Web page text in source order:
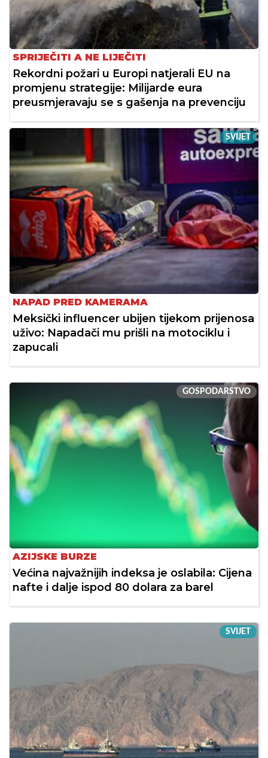
SPRIJEČITI A NE LIJEČITI
Rekordni požari u Europi natjerali EU na
promjenu strategije: Milijarde eura
preusmjeravaju se s gašenja na prevenciju
SVIJET
NAPAD PRED KAMERAMA
Meksički influencer ubijen tijekom prijenosa
uživo: Napadači mu prišli na motociklu i
zapucali
GOSPODARSTVO
AZIJSKE BURZE
Većina najvažnijih indeksa je oslabila: Cijena
nafte i dalje ispod 80 dolara za barel
SVIJET